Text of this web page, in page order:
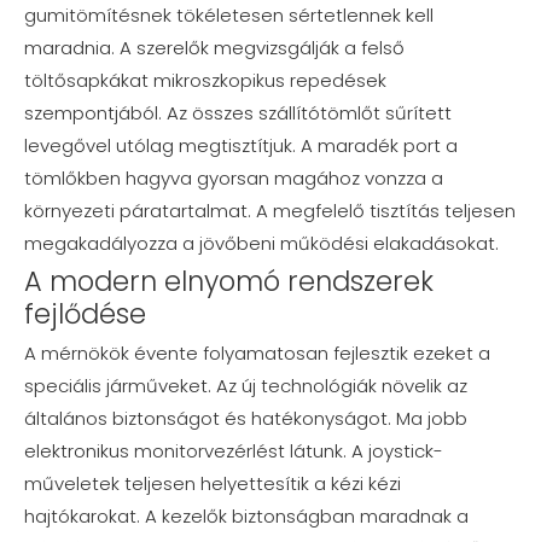
gumitömítésnek tökéletesen sértetlennek kell
maradnia. A szerelők megvizsgálják a felső
töltősapkákat mikroszkopikus repedések
szempontjából. Az összes szállítótömlőt sűrített
levegővel utólag megtisztítjuk. A maradék port a
tömlőkben hagyva gyorsan magához vonzza a
környezeti páratartalmat. A megfelelő tisztítás teljesen
megakadályozza a jövőbeni működési elakadásokat.
A modern elnyomó rendszerek
fejlődése
A mérnökök évente folyamatosan fejlesztik ezeket a
speciális járműveket. Az új technológiák növelik az
általános biztonságot és hatékonyságot. Ma jobb
elektronikus monitorvezérlést látunk. A joystick-
műveletek teljesen helyettesítik a kézi kézi
hajtókarokat. A kezelők biztonságban maradnak a